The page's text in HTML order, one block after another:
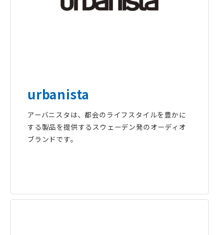
urbanista
アーバニスタは、都会のライフスタイルを豊かに
する製品を提供するスウェーデン発のオーディオ
ブランドです。